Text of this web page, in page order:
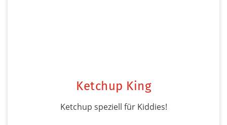
Ketchup King
Ketchup speziell für Kiddies!